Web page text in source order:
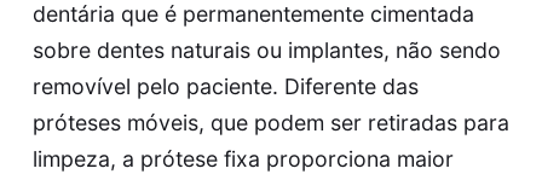
dentária que é permanentemente cimentada
sobre dentes naturais ou implantes, não sendo
removível pelo paciente. Diferente das
próteses móveis, que podem ser retiradas para
limpeza, a prótese fixa proporciona maior